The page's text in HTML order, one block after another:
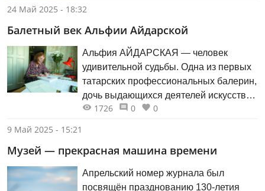
24 Май 2025 - 18:32
Балетный век Альфии Айдарской
Альфия АЙДАРСКАЯ — человек
удивительной судьбы. Одна из первых
татарских профессиональных балерин,
дочь выдающихся деятелей искусства:
композитора Сары Садыковой и
лет, но её ясный ум и прекрасная
хватило бы на несколько жизней! Мы
1726 0
0
9 Май 2025 - 15:21
Музей — прекрасная машина времени
Апрельский номер журнала был
посвящён празднованию 130-летия